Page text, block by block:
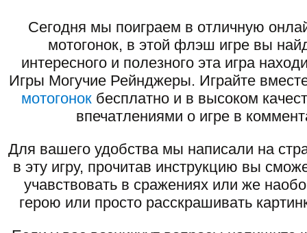
Сегодня мы поиграем в отличную
мотогонок, в этой флэш игре вы
интересного и полезного эта игра
Игры Могучие Рейнджеры. Играйте
мотогонокбесплатно и в высоком
впечатлениями о игре в
Для вашего удобства мы написали на
в эту игру, прочитав инструкцию вы
учавствовать в сражениях или же
герою или просто расскрашивать